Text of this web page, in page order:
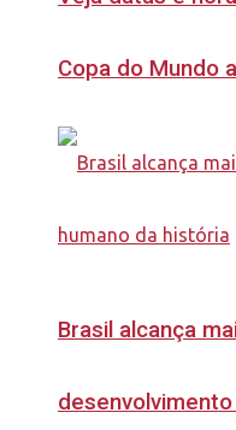
Copa do Mundo
Brasil alcança